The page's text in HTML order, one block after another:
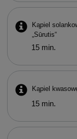
Kąpiel
„Sūrutis“
15 min.
Kąpiel
15 min.